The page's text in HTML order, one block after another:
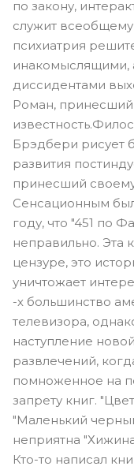
по закону,
служит
психиатрия
инакомыслящими,
диссидентами
Роман,
Брэдбери рисует
развития
принесший
Сенсационным
году, что "451 по
неправильно. Эта
цензуре, это
уничтожает
-х большинство
телевизора,
наступление
развлечений,
помноженное на
запрету книг.
"Маленький
неприятна
Кто-то написал